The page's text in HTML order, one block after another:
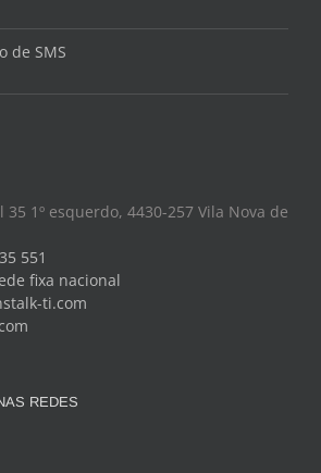
de SMS
35 1º esquerdo, 4430-257 Vila Nova de
551
fixa nacional
ti.com
REDES